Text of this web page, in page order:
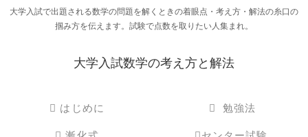
大学入試で出題される数学の問題を解くときの着眼点・考え方・解法の糸口の
掴み方を伝えます。試験で点数を取りたい人集まれ。
大学入試数学の考え方と解法
はじめに 勉強法